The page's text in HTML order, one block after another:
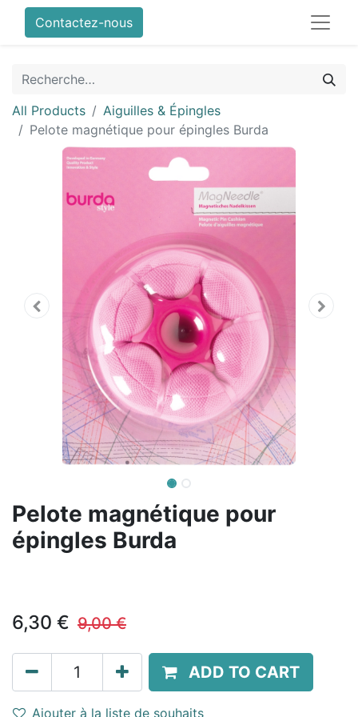
Contactez-nous
All Products
Aiguilles & Épingles
Pelote magnétique pour épingles Burda
Pelote magnétique pour
épingles Burda
6,30 € 9,00€
ADD TO CART
Ajouter à la liste de souhaits